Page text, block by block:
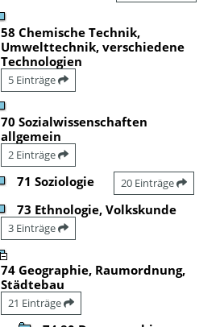
58 Chemische Technik,
Umwelttechnik, verschiedene
Technologien
5 Einträge
70 Sozialwissenschaften
allgemein
2 Einträge
71 Soziologie 20 Einträge
73 Ethnologie, Volkskunde
3 Einträge
74 Geographie, Raumordnung,
Städtebau
21 Einträge